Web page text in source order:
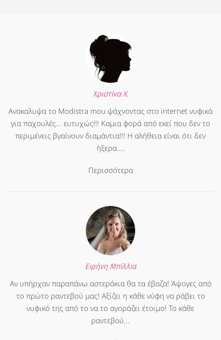
Χριστίνα Χ.
Ανακαλυψα το Modistra mou ψάχνοντας στο internet νυφικά
για παχουλές... ευτυχώς!!! Καμια φορά από εκεί που δεν το
περιμένεις βγαίνουν διαμάντια!!! Η αλήθεια είναι ότι δεν
ήξερα....
Περισσότερα
Ειρήνη Μπίλλια
Αν υπήρχαν παραπάνω αστεράκια θα τα έβαζα! Άψογες από
το πρώτο ραντεβού μας! Αξίζει η κάθε νύφη να ράβει το
νυφικό της από το να το αγοράζει έτοιμο! Το κάθε
ραντεβού...